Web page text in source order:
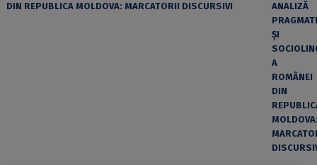
DIN REPUBLICA MOLDOVA: MARCATORII DISCURSIVI